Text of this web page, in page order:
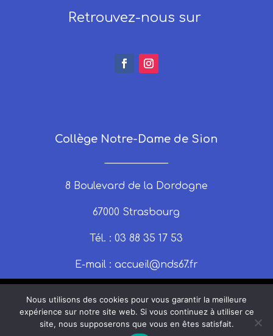
Retrouvez-nous sur
Collège Notre-Dame de Sion
8 Boulevard de la Dordogne
67000 Strasbourg
Tél. : 03 88 35 17 53
E-mail : accueil@nds67.fr
© 2025 nds67 | Un site produit par Claire
Nous utilisons des cookies pour vous garantir la meilleure
expérience sur notre site web. Si vous continuez à utiliser ce
site, nous supposerons que vous en êtes satisfait.